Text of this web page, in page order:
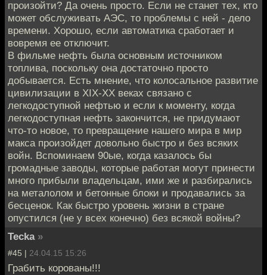
произойти? Да очень просто. Если не станет тех, кто
может обслуживать АЭС, то проблемы с ней - дело
времени. Хорошо, если автоматика сработает и
вовремя ее отключит.
В фильме нефть была основным источником
топлива, поскольку она достаточно просто
добывается. Есть мнение, что колосальное развитие
цивилизации в XIX-XX веках связано с
легкодоступной нефтью и если к моменту, когда
легкодоступная нефть закончится, не придумают
что-то новое, то превращение нашего мира в мир
макса произойдет довольно быстро и без всяких
войн. Вспоминаем 90ые, когда казалось бы
громадные заводы, которые работая могут принести
много прибыли владельцам, ими же и разбирались
на металолом и бетонные блоки и продавались за
бесценок. Как быстро уровень жизни в стране
опустился (не у всех конечно) без всякой войны?
Tecka »
#45 | 24.04.15 15:26
Грабить корованы!!!